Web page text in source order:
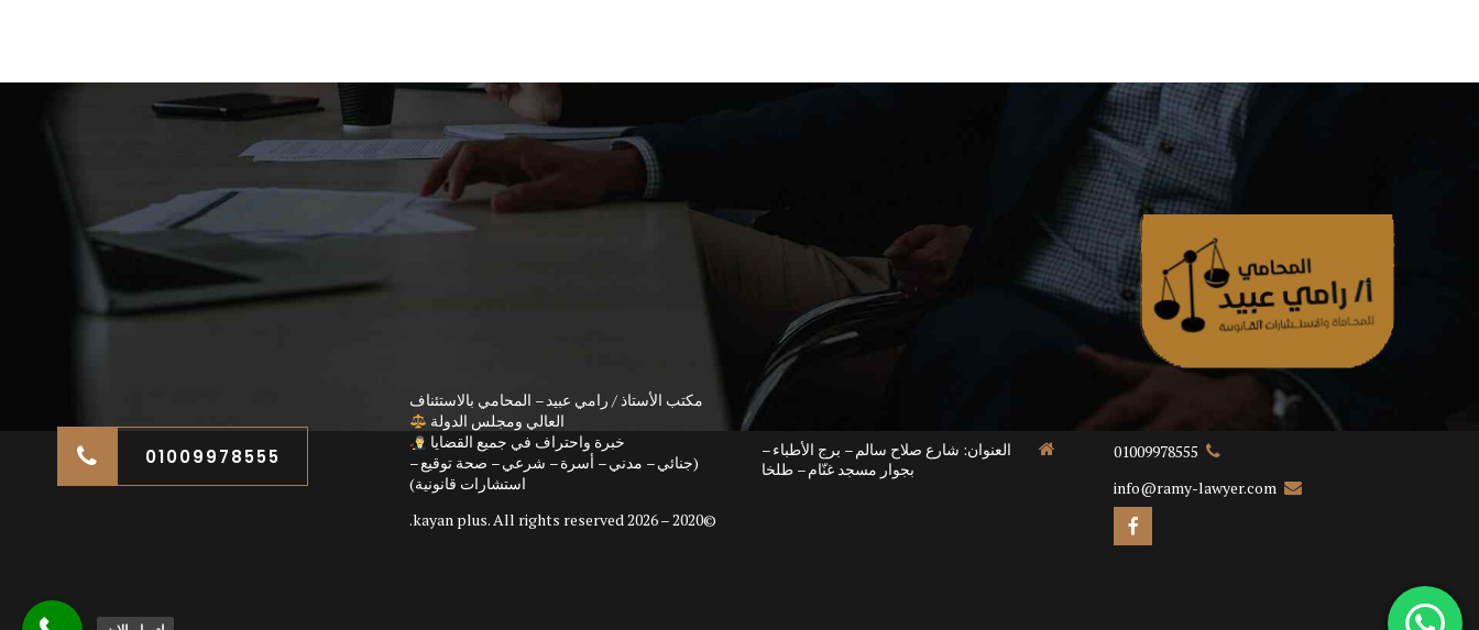
01009978555
info@ramy-lawyer.com
العنوان: شارع صلاح سالم – برج الأطباء –
بجوار مسجد غنّام – طلخا
مكتب الأستاذ / رامي عبيد – المحامي بالاستئناف
العالي ومجلس الدولة
خبرة واحتراف في جميع القضايا
(جنائي – مدني – أسرة – شرعي – صحة توقيع –
استشارات قانونية)
©2020 – 2026
kayan plus. All rights reserved.
01009978555